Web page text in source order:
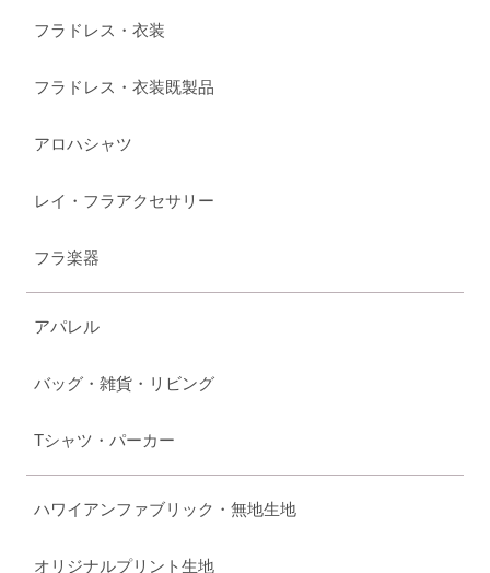
フラドレス・衣装
フラドレス・衣装既製品
アロハシャツ
レイ・フラアクセサリー
フラ楽器
アパレル
バッグ・雑貨・リビング
Tシャツ・パーカー
ハワイアンファブリック・無地生地
オリジナルプリント生地